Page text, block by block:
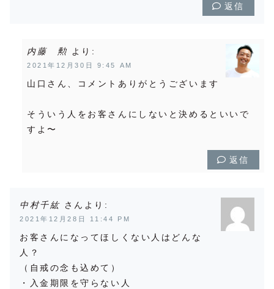
返信
内藤 勲 より:
2021年12月30日 9:45 AM
山口さん、コメントありがとうございます
そういう人をお客さんにしないと決めるといいで
すよ〜
返信
中村千紘 より:
2021年12月28日 11:44 PM
お客さんになってほしくない人はどんな
人？
（自戒の念も込めて）
・入金期限を守らない人